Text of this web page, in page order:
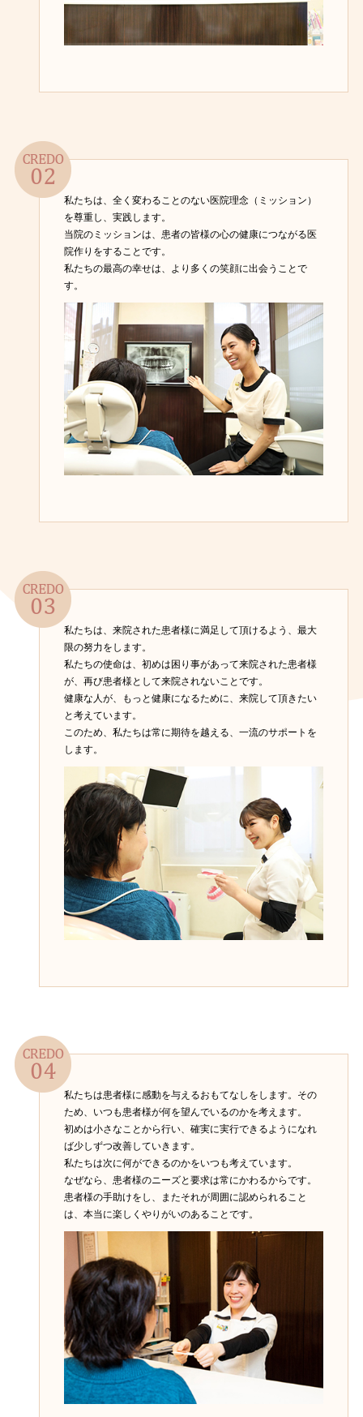
私たちは、全く変わることのない医院理念（ミッション）
を尊重し、実践します。
当院のミッションは、患者の皆様の心の健康につながる医
院作りをすることです。
私たちの最高の幸せは、より多くの笑顔に出会うことで
す。
私たちは、来院された患者様に満足して頂けるよう、最大
限の努力をします。
私たちの使命は、初めは困り事があって来院された患者様
が、再び患者様として来院されないことです。
健康な人が、もっと健康になるために、来院して頂きたい
と考えています。
このため、私たちは常に期待を越える、一流のサポートを
します。
私たちは患者様に感動を与えるおもてなしをします。その
ため、いつも患者様が何を望んでいるのかを考えます。
初めは小さなことから行い、確実に実行できるようになれ
ば少しずつ改善していきます。
私たちは次に何ができるのかをいつも考えています。
なぜなら、患者様のニーズと要求は常にかわるからです。
患者様の手助けをし、またそれが周囲に認められること
は、本当に楽しくやりがいのあることです。